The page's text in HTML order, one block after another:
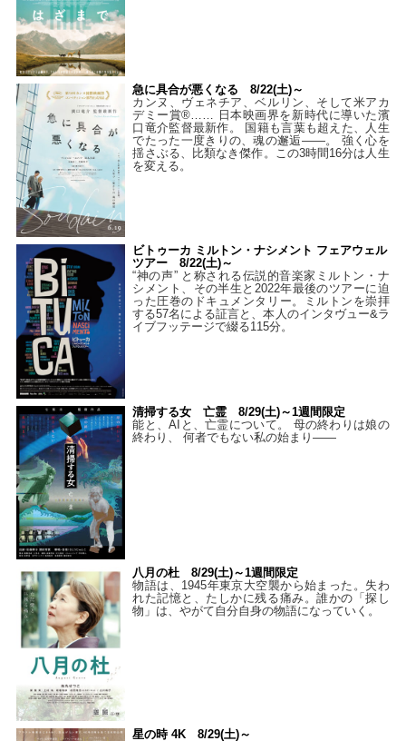
急に具合が悪くなる 8/22(土)～
カンヌ、ヴェネチア、ベルリン、そして米アカ
デミー賞®…… 日本映画界を新時代に導いた濱
口竜介監督最新作。 国籍も言葉も超えた、人生
でたった一度きりの、魂の邂逅――。 強く心を
揺さぶる、比類なき傑作。この3時間16分は人生
を変える。
ビトゥーカ ミルトン・ナシメント フェアウェル
ツアー 8/22(土)～
“神の声” と称される伝説的音楽家ミルトン・ナ
シメント、その半生と2022年最後のツアーに迫
った圧巻のドキュメンタリー。ミルトンを崇拝
する57名による証言と、本人のインタヴュー&ラ
イブフッテージで綴る115分。
清掃する女 亡霊 8/29(土)～1週間限定
能と、AIと、亡霊について。 母の終わりは娘の
終わり、 何者でもない私の始まり――
八月の杜 8/29(土)～1週間限定
物語は、1945年東京大空襲から始まった。失わ
れた記憶と、たしかに残る痛み。誰かの「探し
物」は、やがて自分自身の物語になっていく。
星の時 4K 8/29(土)～